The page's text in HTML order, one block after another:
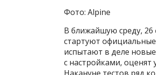
Фото: Alpine
В ближайшую среду,
стартуют
испытают в деле
с настройками,